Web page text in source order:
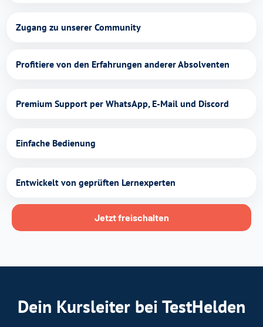
Zugang zu unserer Community
Profitiere von den Erfahrungen anderer Absolventen
Premium Support per WhatsApp, E-Mail und Discord
Einfache Bedienung
Entwickelt von geprüften Lernexperten
Jetzt freischalten
Dein Kursleiter bei TestHelden